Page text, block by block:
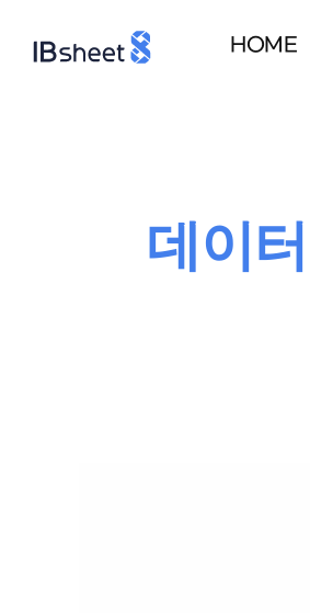
main
HOME
데이터